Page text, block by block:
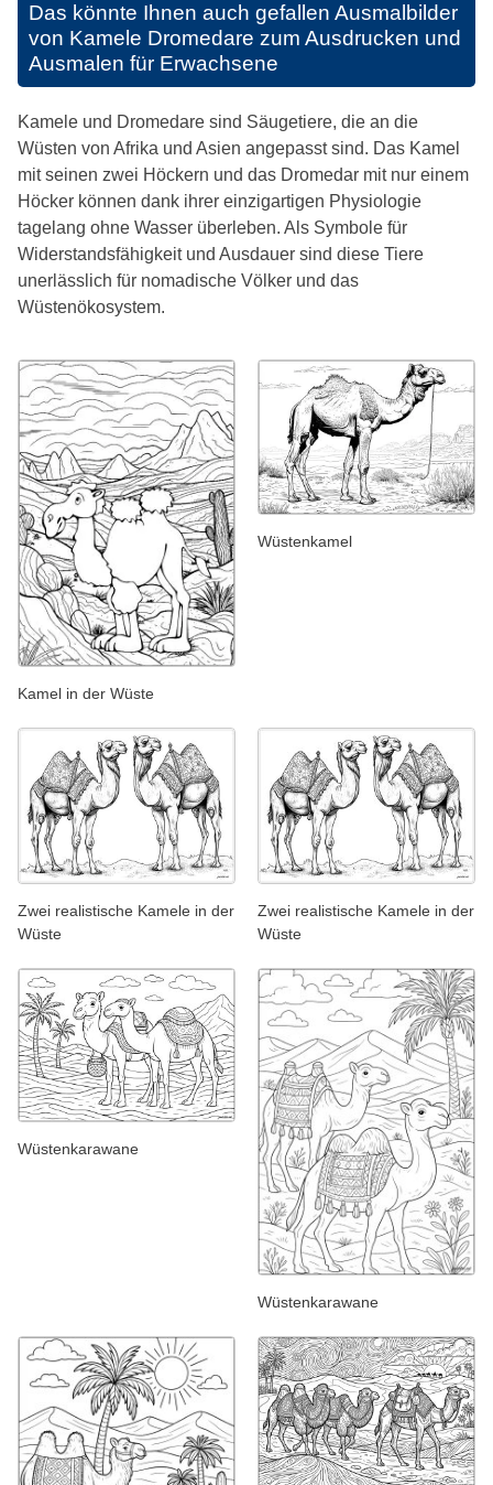
Das könnte Ihnen auch gefallen Ausmalbilder
von Kamele Dromedare zum Ausdrucken und
Ausmalen für Erwachsene
Kamele und Dromedare sind Säugetiere, die an die
Wüsten von Afrika und Asien angepasst sind. Das Kamel
mit seinen zwei Höckern und das Dromedar mit nur einem
Höcker können dank ihrer einzigartigen Physiologie
tagelang ohne Wasser überleben. Als Symbole für
Widerstandsfähigkeit und Ausdauer sind diese Tiere
unerlässlich für nomadische Völker und das
Wüstenökosystem.
Kamel in der Wüste
Wüstenkamel
Zwei realistische Kamele in der
Wüste
Zwei realistische Kamele in der
Wüste
Wüstenkarawane
Wüstenkarawane